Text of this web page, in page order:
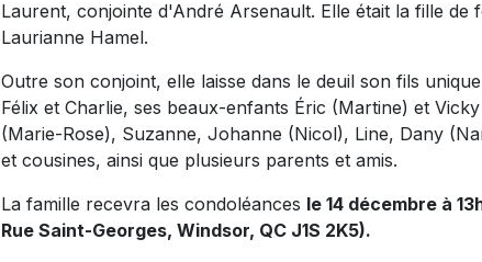
Laurent, conjointe d'André Arsenault. Elle était la fille de
Laurianne Hamel.
Outre son conjoint, elle laisse dans le deuil son fils
Félix et Charlie, ses beaux-enfants Éric (Martine) et
(Marie-Rose), Suzanne, Johanne (Nicol), Line, Dany
et cousines, ainsi que plusieurs parents et amis.
La famille recevra les condoléances le 14 décembre à
Rue Saint-Georges, Windsor, QC J1S 2K5).